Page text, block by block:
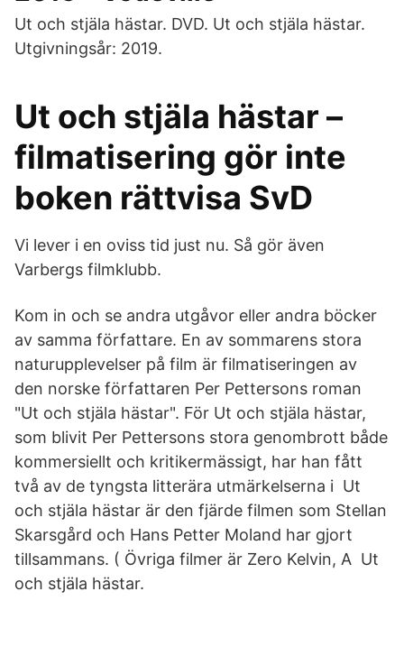
Ut och stjäla hästar. DVD. Ut och stjäla hästar.
Utgivningsår: 2019.
Ut och stjäla hästar –
filmatisering gör inte
boken rättvisa SvD
Vi lever i en oviss tid just nu. Så gör även
Varbergs filmklubb.
Kom in och se andra utgåvor eller andra böcker
av samma författare. En av sommarens stora
naturupplevelser på film är filmatiseringen av
den norske författaren Per Pettersons roman
"Ut och stjäla hästar". För Ut och stjäla hästar,
som blivit Per Pettersons stora genombrott både
kommersiellt och kritikermässigt, har han fått
två av de tyngsta litterära utmärkelserna i Ut
och stjäla hästar är den fjärde filmen som Stellan
Skarsgård och Hans Petter Moland har gjort
tillsammans. ( Övriga filmer är Zero Kelvin, A Ut
och stjäla hästar.